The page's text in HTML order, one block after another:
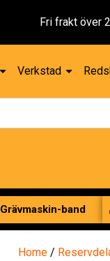
Verkstad
Grävmaskin-band
Home /